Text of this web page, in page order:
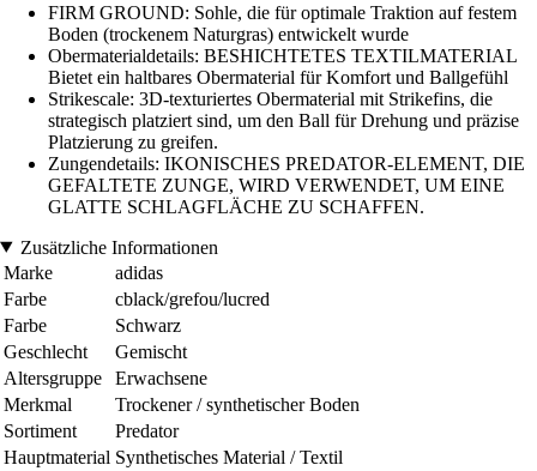
FIRM GROUND: Sohle, die für optimale Traktion auf festem
Boden (trockenem Naturgras) entwickelt wurde
Obermaterialdetails: BESHICHTETES TEXTILMATERIAL
Bietet ein haltbares Obermaterial für Komfort und Ballgefühl
Strikescale: 3D-texturiertes Obermaterial mit Strikefins, die
strategisch platziert sind, um den Ball für Drehung und präzise
Platzierung zu greifen.
Zungendetails: IKONISCHES PREDATOR-ELEMENT, DIE
GEFALTETE ZUNGE, WIRD VERWENDET, UM EINE
GLATTE SCHLAGFLÄCHE ZU SCHAFFEN.
Zusätzliche Informationen
Marke
adidas
Farbe
cblack/grefou/lucred
Farbe
Schwarz
Geschlecht
Gemischt
Altersgruppe
Erwachsene
Merkmal
Trockener / synthetischer Boden
Sortiment
Predator
Hauptmaterial Synthetisches Material / Textil